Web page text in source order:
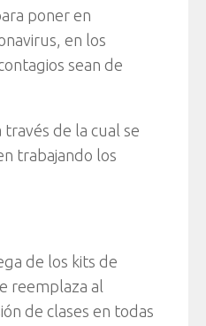
poner en
en los
sean de
de la cual se
trabajando los
de los kits de
reemplaza al
de clases en todas